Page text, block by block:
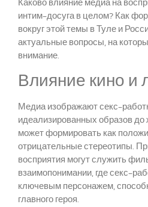
интим-досуга в целом? Как
вокруг этой темы в Туле и
актуальные вопросы, на
внимание.
Влияние кино и
Медиа изображают секс-
идеализированных образов до
может формировать как
отрицательные стереотипы.
восприятия могут служить
взаимопонимании, где секс-
ключевым персонажем,
главного героя.